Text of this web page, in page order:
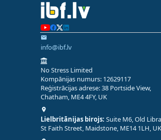
info@ibf.lv
No Stress Limited
Kompānijas numurs: 12629117
Reģistrācijas adrese: 38 Portside View,
Chatham, ME4 4FY, UK
Lielbritānijas birojs: Suite M6, Old
St Faith Street, Maidstone, ME14 1LH, UK